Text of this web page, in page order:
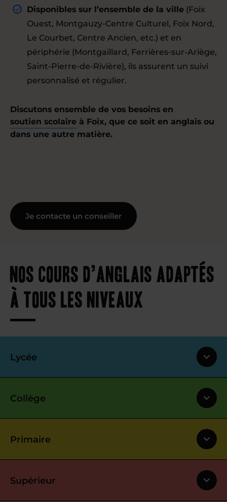
Disponibles sur l’ensemble de la ville (Foix
Ouest, Montgauzy-Centre Culturel, Foix Nord,
Le Courbet, Centre Ancien, etc.) et en
périphérie (Montgaillard, Ferrières-sur-Ariège,
Saint-Pierre-de-Rivière), ils assurent un suivi
personnalisé et régulier.
Discutons ensemble de vos besoins en
soutien scolaire à Foix, que ce soit en anglais ou
dans une autre matière.
Je contacte un conseiller
Nos cours d’anglais adaptés
à tous les niveaux
Lycée
Collège
Primaire
Supérieur